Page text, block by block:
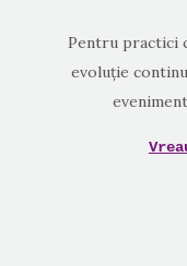
Pentru practici
evoluție